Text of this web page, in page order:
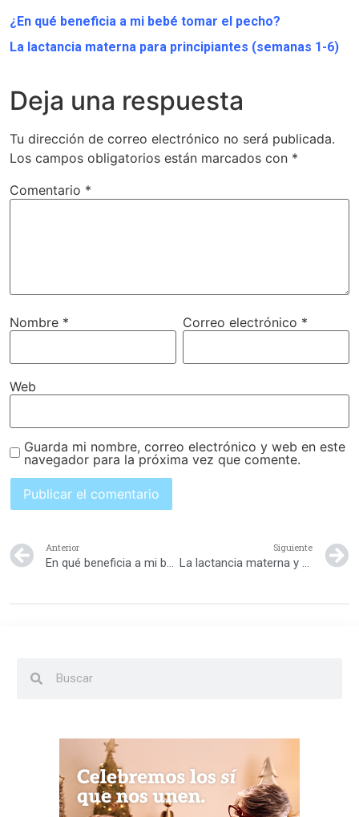
¿ En qué beneficia a mi bebé tomar el pecho?
La lactancia materna para principiantes (semanas 1-6)
Deja una respuesta
Tu dirección de correo electrónico no será publicada.
Los campos obligatorios están marcados con *
Comentario *
Nombre * Correo electrónico *
Web
Guarda mi nombre, correo electrónico y web en este
navegador para la próxima vez que comente.
Anterior
En qué beneficia a mi bebé tomar el pecho
Siguiente
La lactancia materna y sus beneficios